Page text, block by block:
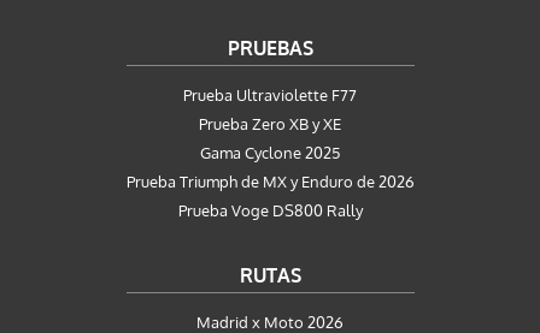
PRUEBAS
Prueba Ultraviolette F77
Prueba Zero XB y XE
Gama Cyclone 2025
Prueba Triumph de MX y Enduro de 2026
Prueba Voge DS800 Rally
RUTAS
Madrid x Moto 2026